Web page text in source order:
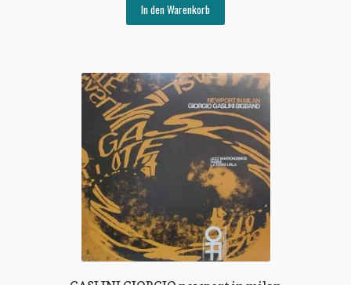
war:
€180,00
€150,00.
In den Warenkorb